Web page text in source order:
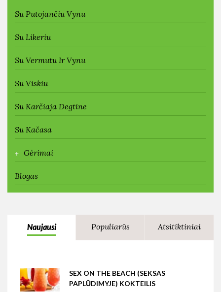
Su Putojančiu Vynu
Su Likeriu
Su Vermutu Ir Vynu
Su Viskiu
Su Karčiaja Degtine
Su Kačasa
+ Gėrimai
Blogas
Naujausi Populiarūs Atsitiktiniai
SEX ON THE BEACH (SEKSAS
PAPLŪDIMYJE) KOKTEILIS